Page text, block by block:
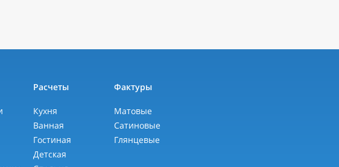
Расчеты
Кухня
Ванная
Гостиная
Детская
Фактуры
Матовые
Сатиновые
Глянцевые